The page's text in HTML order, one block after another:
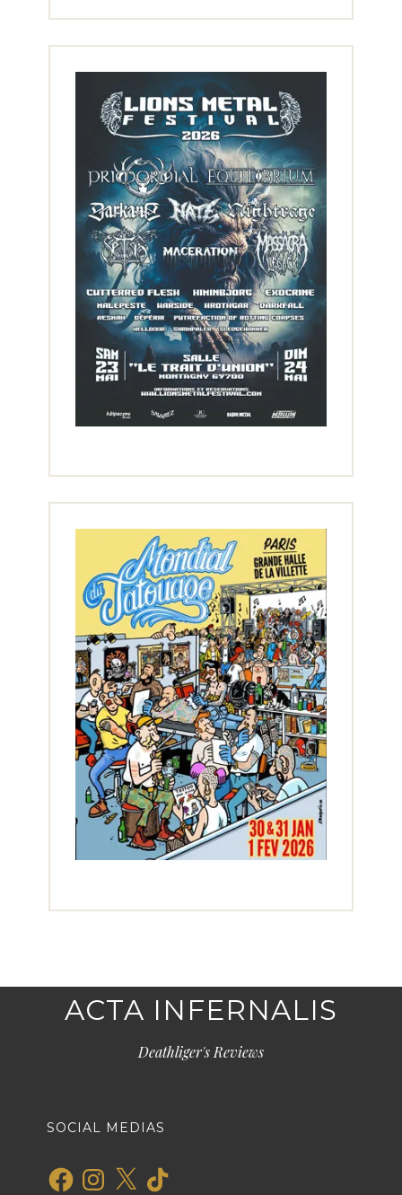
ACTA INFERNALIS
Deathliger's Reviews
SOCIAL MEDIAS
FacebookInstagram
X TikTok